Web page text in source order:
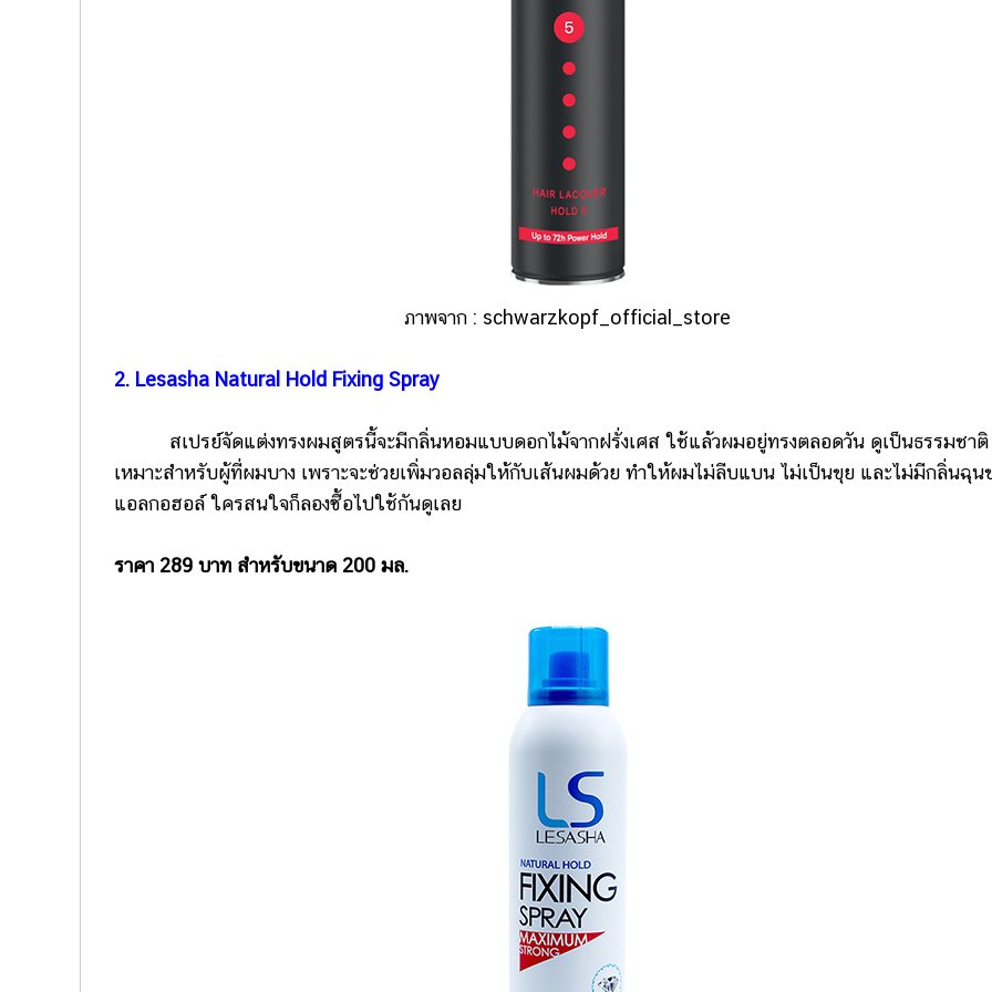
ภาพจาก : schwarzkopf_official_store
2. Lesasha Natural Hold Fixing Spray
สเปรย์จัดแต่งทรงผมสูตรนี้จะมีกลิ่นหอมแบบดอกไม้จากฝรั่งเศส ใช้แล้วผมอยู่ทรงตลอดวัน ดูเป็นธรรมชาติ
เหมาะสำหรับผู้ที่ผมบาง เพราะจะช่วยเพิ่มวอลลุ่มให้กับเส้นผมด้วย ทำให้ผมไม่ลีบแบน ไม่เป็นขุย และไม่มีกลิ่นฉุน
แอลกอฮอล์ ใครสนใจก็ลองซื้อไปใช้กันดูเลย
ราคา 289 บาท สำหรับขนาด 200 มล.